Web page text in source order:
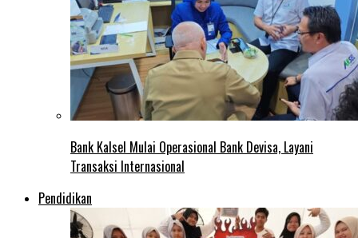
Bank Kalsel Mulai Operasional Bank Devisa, Layani
Transaksi Internasional
Pendidikan